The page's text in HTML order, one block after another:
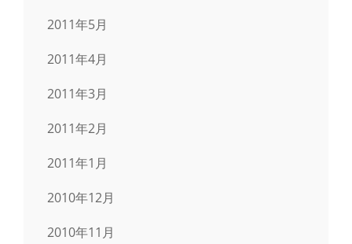
2011年5月
2011年4月
2011年3月
2011年2月
2011年1月
2010年12月
2010年11月